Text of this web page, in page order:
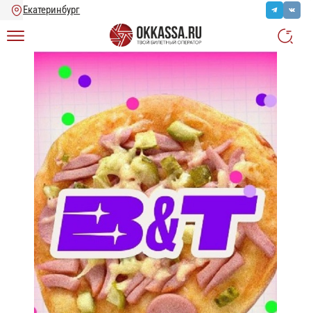
Главная Концерты / B&T: ВЫПУСКНОЙ (Екатеринбург)